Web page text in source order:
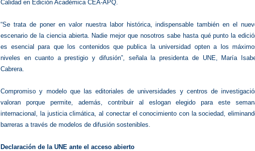
Calidad en Edición Académica CEA-APQ.
“Se trata de poner en valor nuestra labor histórica, indispensable también en el
escenario de la ciencia abierta. Nadie mejor que nosotros sabe hasta qué punto la
es esencial para que los contenidos que publica la universidad opten a los
niveles en cuanto a prestigio y difusión”, señala la presidenta de UNE, María
Cabrera.
Compromiso y modelo que las editoriales de universidades y centros de
valoran porque permite, además, contribuir al eslogan elegido para este
internacional, la justicia climática, al conectar el conocimiento con la sociedad,
barreras a través de modelos de difusión sostenibles.
Declaración de la UNE ante el acceso abierto